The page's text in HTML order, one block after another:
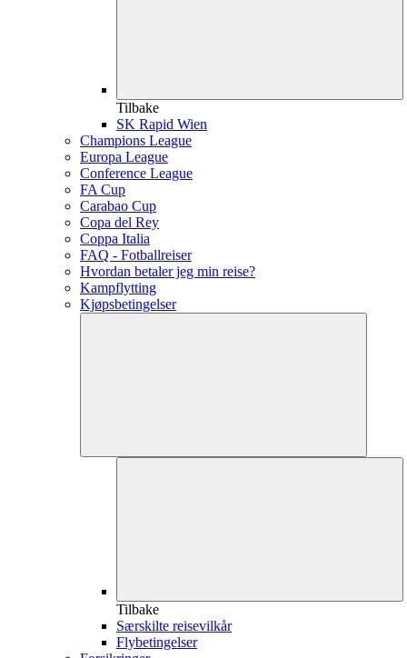
Tilbake
SK Rapid Wien
Champions League
Europa League
Conference League
FA Cup
Carabao Cup
Copa del Rey
Coppa Italia
FAQ - Fotballreiser
Hvordan betaler jeg min reise?
Kampflytting
Kjøpsbetingelser
Tilbake
Særskilte reisevilkår
Flybetingelser